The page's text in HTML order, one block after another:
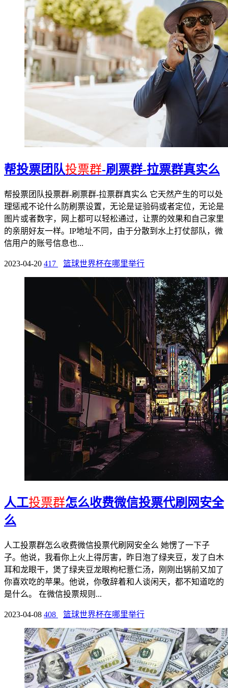
帮投票团队投票群-刷票群-拉票群真实么
帮投票团队投票群-刷票群-拉票群真实么 它天然产生的可以处
理惩戒不论什么防刷票设置，无论是证验码或者定位，无论是
图片或者数字，网上都可以轻松通过，让票的效果和自己家里
的亲朋好友一样。IP地址不同，由于分散到水上打仗部队，微
信用户的账号信息也...
2023-04-20 417 篮球世界杯在哪里举行
人工投票群怎么收费微信投票代刷网安全
么
人工投票群怎么收费微信投票代刷网安全么 她愣了一下子
子。他说，我看你上火上得厉害，昨日泡了绿夹豆，发了白木
耳和龙眼干，煲了绿夹豆龙眼枸杞薏仁汤，刚刚出锅前又加了
你喜欢吃的苹果。他说，你敬辞着和人谈闲天，都不知道吃的
是什么。 在微信投票规则...
2023-04-08 408 篮球世界杯在哪里举行